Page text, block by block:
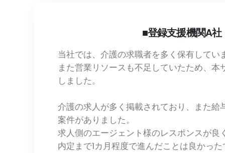
■登録支援機関A社
当社では、介護の求職者を多く保有してい
また営業リソースも不足していたため、本
しました。
介護の求人が多く掲載されており、また給
案件がありました。
求人側のエージェント様のレスポンスが良
内定まで1カ月程度で進んだことは良かっ